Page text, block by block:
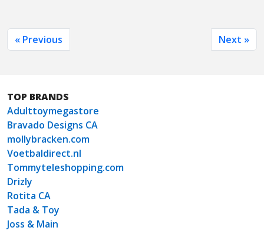
« Previous Next »
TOP BRANDS
Adulttoymegastore
Bravado Designs CA
mollybracken.com
Voetbaldirect.nl
Tommyteleshopping.com
Drizly
Rotita CA
Tada & Toy
Joss & Main